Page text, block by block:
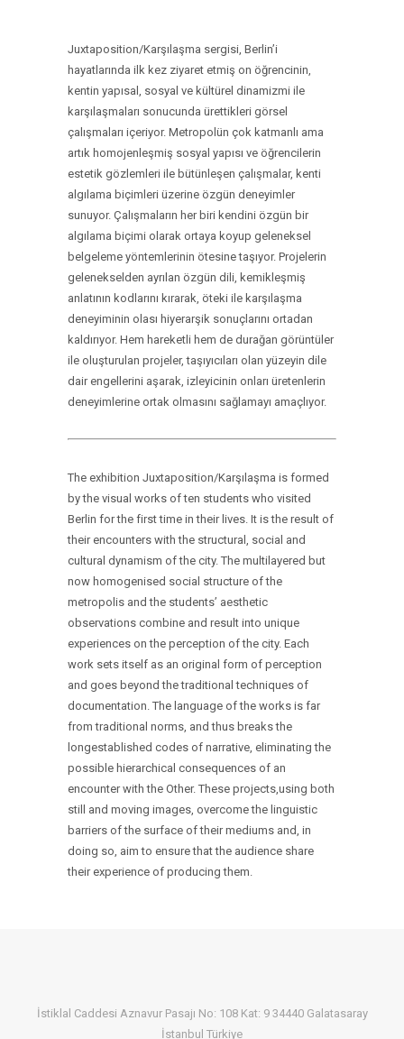
Juxtaposition/Karşılaşma sergisi, Berlin’i
hayatlarında ilk kez ziyaret etmiş on öğrencinin,
kentin yapısal, sosyal ve kültürel dinamizmi ile
karşılaşmaları sonucunda ürettikleri görsel
çalışmaları içeriyor. Metropolün çok katmanlı ama
artık homojenleşmiş sosyal yapısı ve öğrencilerin
estetik gözlemleri ile bütünleşen çalışmalar, kenti
algılama biçimleri üzerine özgün deneyimler
sunuyor. Çalışmaların her biri kendini özgün bir
algılama biçimi olarak ortaya koyup geleneksel
belgeleme yöntemlerinin ötesine taşıyor. Projelerin
gelenekselden ayrılan özgün dili, kemikleşmiş
anlatının kodlarını kırarak, öteki ile karşılaşma
deneyiminin olası hiyerarşik sonuçlarını ortadan
kaldırıyor. Hem hareketli hem de durağan görüntüler
ile oluşturulan projeler, taşıyıcıları olan yüzeyin dile
dair engellerini aşarak, izleyicinin onları üretenlerin
deneyimlerine ortak olmasını sağlamayı amaçlıyor.
The exhibition Juxtaposition/Karşılaşma is formed
by the visual works of ten students who visited
Berlin for the first time in their lives. It is the result of
their encounters with the structural, social and
cultural dynamism of the city. The multilayered but
now homogenised social structure of the
metropolis and the students’ aesthetic
observations combine and result into unique
experiences on the perception of the city. Each
work sets itself as an original form of perception
and goes beyond the traditional techniques of
documentation. The language of the works is far
from traditional norms, and thus breaks the
longestablished codes of narrative, eliminating the
possible hierarchical consequences of an
encounter with the Other. These projects,using both
still and moving images, overcome the linguistic
barriers of the surface of their mediums and, in
doing so, aim to ensure that the audience share
their experience of producing them.
İstiklal Caddesi Aznavur Pasajı No: 108 Kat: 9 34440 Galatasaray
İstanbul Türkiye